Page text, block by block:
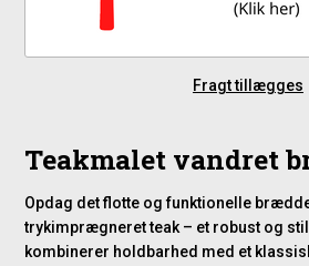
Fragt tillægges
Teakmalet vandret
Opdag det flotte og funktionelle
trykimprægneret teak – et robust og
kombinerer holdbarhed med et